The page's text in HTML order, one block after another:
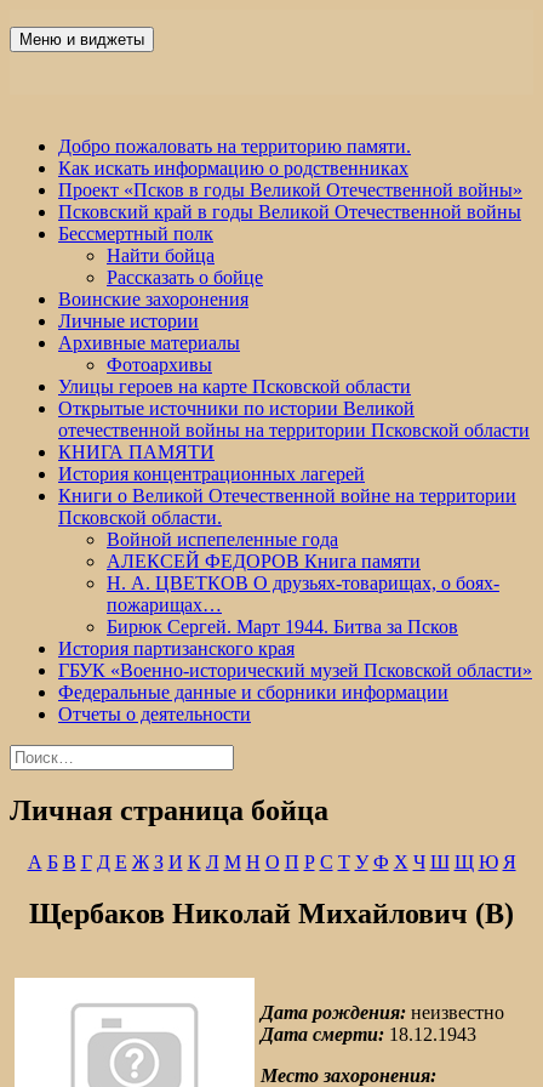
Победа 60
Меню и виджеты
Добро пожаловать на территорию памяти.
Как искать информацию о родственниках
Проект «Псков в годы Великой Отечественной войны»
Псковский край в годы Великой Отечественной войны
Бессмертный полк
Найти бойца
Рассказать о бойце
Воинские захоронения
Личные истории
Архивные материалы
Фотоархивы
Улицы героев на карте Псковской области
Открытые источники по истории Великой
отечественной войны на территории Псковской области
КНИГА ПАМЯТИ
История концентрационных лагерей
Книги о Великой Отечественной войне на территории
Псковской области.
Войной испепеленные года
АЛЕКСЕЙ ФЕДОРОВ Книга памяти
Н. А. ЦВЕТКОВ О друзьях-товарищах, о боях-
пожарищах…
Бирюк Сергей. Март 1944. Битва за Псков
История партизанского края
ГБУК «Военно-исторический музей Псковской области»
Федеральные данные и сборники информации
Отчеты о деятельности
Найти:
Личная страница бойца
А Б В Г Д Е Ж З И К Л М Н О П Р С Т У Ф Х Ч Ш Щ Ю Я
Щербаков Николай Михайлович (В)
Дата рождения: неизвестно
Дата смерти: 18.12.1943
Место захоронения: